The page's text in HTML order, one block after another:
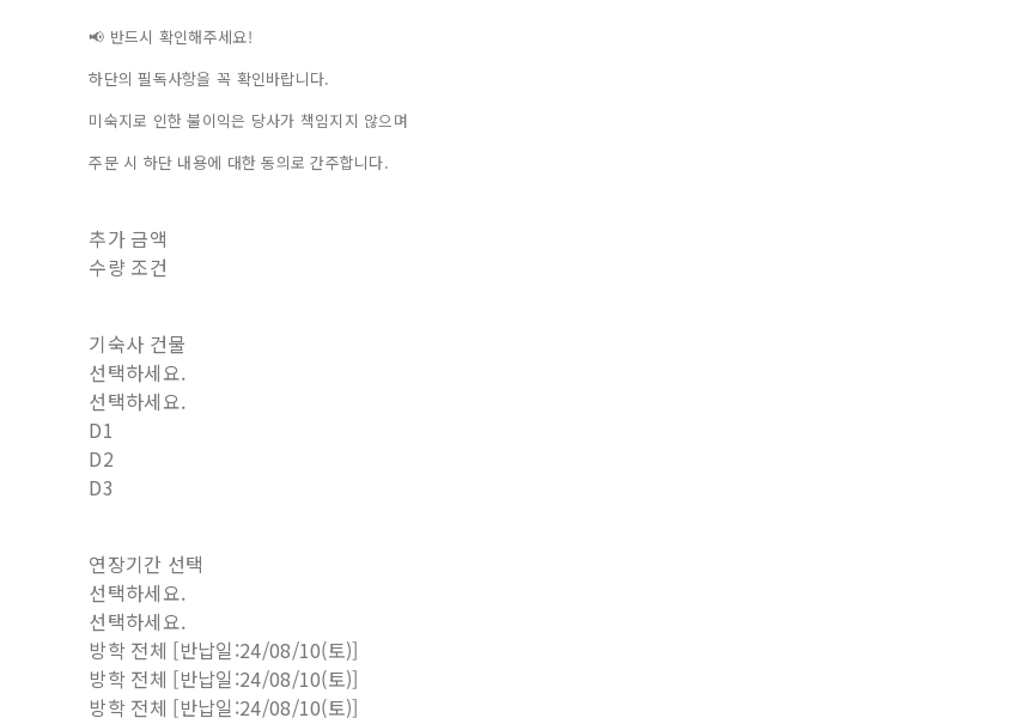
📢 반드시 확인해주세요!
하단의 필독사항을 꼭 확인바랍니다.
미숙지로 인한 불이익은 당사가 책임지지 않으며
주문 시 하단 내용에 대한 동의로 간주합니다.
추가 금액
수량 조건
기숙사 건물
선택하세요.
선택하세요.
D1
D2
D3
연장기간 선택
선택하세요.
선택하세요.
방학 전체 [반납일:24/08/10(토)]
방학 전체 [반납일:24/08/10(토)]
방학 전체 [반납일:24/08/10(토)]